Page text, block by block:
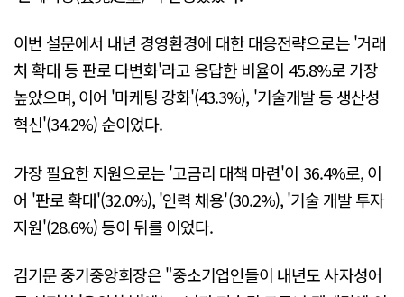
이번 설문에서 내년 경영환경에 대한 대응전략으로는 '거래
처 확대 등 판로 다변화'라고 응답한 비율이 45.8%로 가장
높았으며, 이어 '마케팅 강화'(43.3%), '기술개발 등 생산성
혁신'(34.2%) 순이었다.
가장 필요한 지원으로는 '고금리 대책 마련'이 36.4%로, 이
어 '판로 확대'(32.0%), '인력 채용'(30.2%), '기술 개발 투자
지원'(28.6%) 등이 뒤를 이었다.
김기문 중기중앙회장은 "중소기업인들이 내년도 사자성어